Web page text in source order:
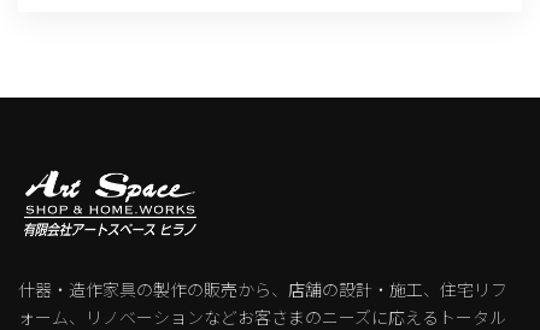
什器・造作家具の製作の販売から、店舗の設計・施工、住宅リフ
ォーム、リノベーションなどお客さまのニーズに応えるトータル